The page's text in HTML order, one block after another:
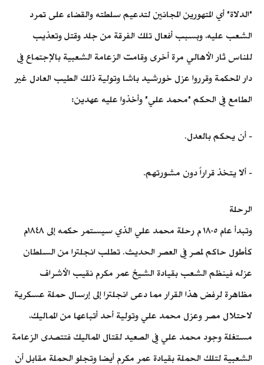
"الدلاة" أي المتهورين المجانين لتدعيم سلطته والقضاء على تمرد
الشعب عليه، وبسبب أفعال تلك الفرقة من جلد وقتل وتعذيب
للناس ثار الأهالي مرة أخرى وقامت الزعامة الشعبية بالإجتماع في
دار المحكمة وقرروا عزل خورشيد باشا وتولية ذلك الطيب العادل غير
الطامع في الحكم "محمد علي" وأخذوا عليه عهدين:
- أن يحكم بالعدل.
- ألا يتخذ قراراً دون مشورتهم.
الرحلة
وتبدأ عام ١٨٠٥ م رحلة محمد علي الذي سيستمر حكمه إلى ١٨٤٨م
كأطول حاكم لمصر في العصر الحديث. تطلب انجلترا من السلطان
عزله فينظم الشعب بقيادة الشيخ عمر مكرم نقيب الأشراف
مظاهرة لرفض هذا القرار مما دعى انجلترا إلى إرسال حملة عسكرية
لاحتلال مصر وعزل محمد علي وتولية أحد أتباعها من المماليك،
مستغلة وجود محمد علي في الصعيد لقتال المماليك فتتصدى الزعامة
الشعبية لتلك الحملة بقيادة عمر مكرم أيضا وتجلو الحملة مقابل أن